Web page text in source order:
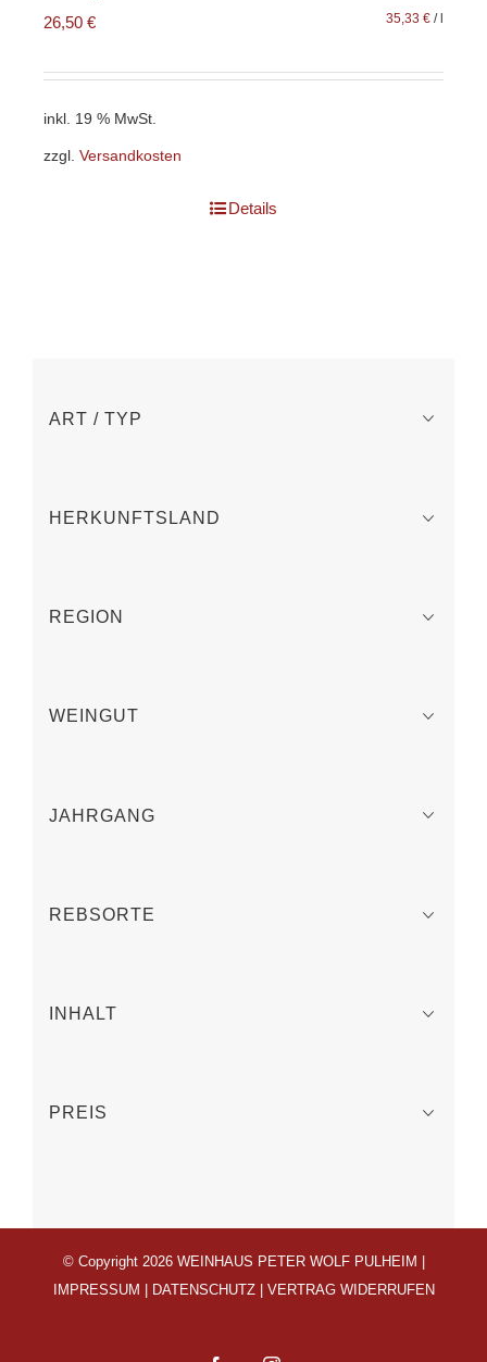
26,50 € 35,33 € /
inkl. 19 % MwSt.
zzgl. Versandkosten
Details
ART / TYP
HERKUNFTSLAND
REGION
WEINGUT
JAHRGANG
REBSORTE
INHALT
PREIS
© Copyright 2026 WEINHAUS PETER WOLF PULHEIM |
IMPRESSUM
DATENSCHUTZ| VERTRAG WIDERRUFEN